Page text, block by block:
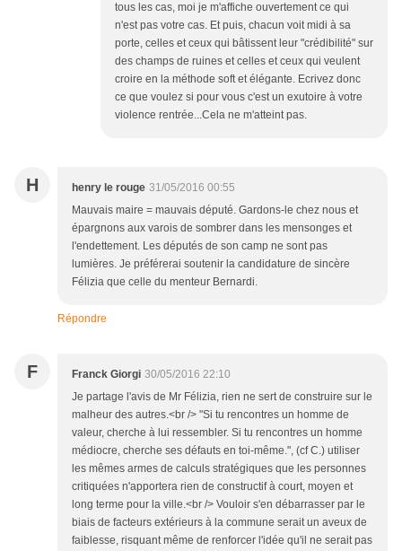
tous les cas, moi je m'affiche ouvertement ce qui
n'est pas votre cas. Et puis, chacun voit midi à sa
porte, celles et ceux qui bâtissent leur "crédibilité" sur
des champs de ruines et celles et ceux qui veulent
croire en la méthode soft et élégante. Ecrivez donc
ce que voulez si pour vous c'est un exutoire à votre
violence rentrée...Cela ne m'atteint pas.
H henry le rouge 31/05/2016 00:55
Mauvais maire = mauvais député. Gardons-le chez nous et
épargnons aux varois de sombrer dans les mensonges et
l'endettement. Les députés de son camp ne sont pas
lumières. Je préférerai soutenir la candidature de sincère
Félizia que celle du menteur Bernardi.
Répondre
F Franck Giorgi 30/05/2016 22:10
Je partage l'avis de Mr Félizia, rien ne sert de construire sur le
malheur des autres.<br /> "Si tu rencontres un homme de
valeur, cherche à lui ressembler. Si tu rencontres un homme
médiocre, cherche ses défauts en toi-même.", (cf C.) utiliser
les mêmes armes de calculs stratégiques que les personnes
critiquées n'apportera rien de constructif à court, moyen et
long terme pour la ville.<br /> Vouloir s'en débarrasser par le
biais de facteurs extérieurs à la commune serait un aveux de
faiblesse, risquant même de renforcer l'idée qu'il ne serait pas